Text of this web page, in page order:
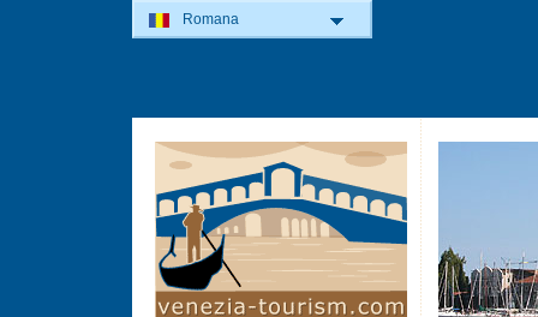
Romana